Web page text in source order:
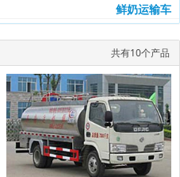
鲜奶运输车
共有10个产品